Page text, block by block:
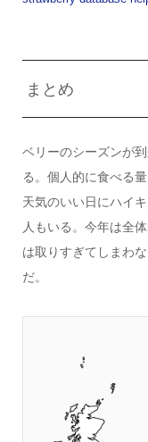
まとめ
ベリーのシーズンが
る。個人的に食べる
天気のいい日にハイ
人もいる。今年は全
は取りすぎてしまわ
だ。